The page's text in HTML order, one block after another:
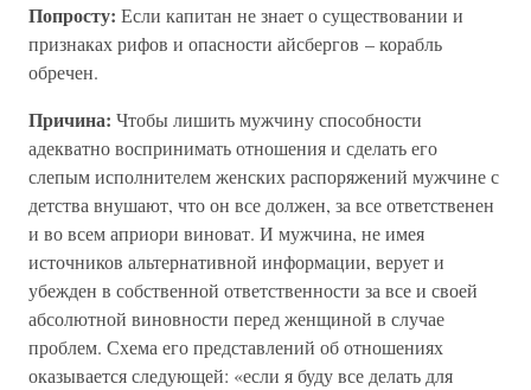
Попросту: Если капитан не знает о существовании и
признаках рифов и опасности айсбергов – корабль
обречен.
Причина: Чтобы лишить мужчину способности
адекватно воспринимать отношения и сделать его
слепым исполнителем женских распоряжений мужчине с
детства внушают, что он все должен, за все ответственен
и во всем априори виноват. И мужчина, не имея
источников альтернативной информации, верует и
убежден в собственной ответственности за все и своей
абсолютной виновности перед женщиной в случае
проблем. Схема его представлений об отношениях
оказывается следующей: «если я буду все делать для